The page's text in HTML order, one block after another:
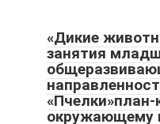
«Дикие
занятия
«Пчелки»план-
окружающему